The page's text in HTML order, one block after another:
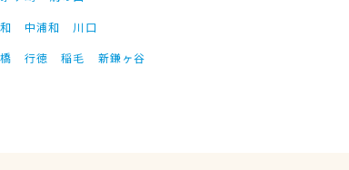
中浦和
川口
行徳 稲毛 新鎌ヶ谷